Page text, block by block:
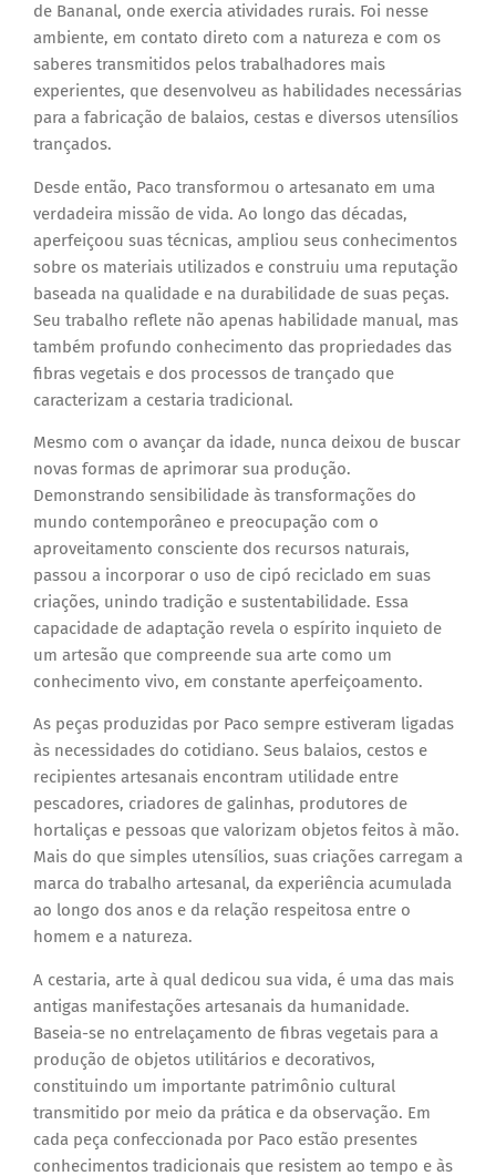
de Bananal, onde exercia atividades rurais. Foi nesse
ambiente, em contato direto com a natureza e com os
saberes transmitidos pelos trabalhadores mais
experientes, que desenvolveu as habilidades necessárias
para a fabricação de balaios, cestas e diversos utensílios
trançados.
Desde então, Paco transformou o artesanato em uma
verdadeira missão de vida. Ao longo das décadas,
aperfeiçoou suas técnicas, ampliou seus conhecimentos
sobre os materiais utilizados e construiu uma reputação
baseada na qualidade e na durabilidade de suas peças.
Seu trabalho reflete não apenas habilidade manual, mas
também profundo conhecimento das propriedades das
fibras vegetais e dos processos de trançado que
caracterizam a cestaria tradicional.
Mesmo com o avançar da idade, nunca deixou de buscar
novas formas de aprimorar sua produção.
Demonstrando sensibilidade às transformações do
mundo contemporâneo e preocupação com o
aproveitamento consciente dos recursos naturais,
passou a incorporar o uso de cipó reciclado em suas
criações, unindo tradição e sustentabilidade. Essa
capacidade de adaptação revela o espírito inquieto de
um artesão que compreende sua arte como um
conhecimento vivo, em constante aperfeiçoamento.
As peças produzidas por Paco sempre estiveram ligadas
às necessidades do cotidiano. Seus balaios, cestos e
recipientes artesanais encontram utilidade entre
pescadores, criadores de galinhas, produtores de
hortaliças e pessoas que valorizam objetos feitos à mão.
Mais do que simples utensílios, suas criações carregam a
marca do trabalho artesanal, da experiência acumulada
ao longo dos anos e da relação respeitosa entre o
homem e a natureza.
A cestaria, arte à qual dedicou sua vida, é uma das mais
antigas manifestações artesanais da humanidade.
Baseia-se no entrelaçamento de fibras vegetais para a
produção de objetos utilitários e decorativos,
constituindo um importante patrimônio cultural
transmitido por meio da prática e da observação. Em
cada peça confeccionada por Paco estão presentes
conhecimentos tradicionais que resistem ao tempo e às